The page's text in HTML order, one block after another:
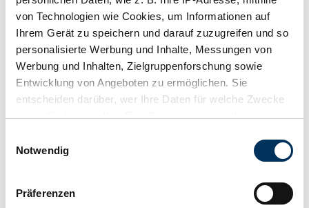
von Technologien wie Cookies, um Informationen auf
Ihrem Gerät zu speichern und darauf zuzugreifen und so
personalisierte Werbung und Inhalte, Messungen von
Werbung und Inhalten, Zielgruppenforschung sowie
Entwicklung von Angeboten zu ermöglichen. Sie
entscheiden darüber, wer Ihre Daten für welche Zwecke
nutzt. Sie können Ihre Einwilligung jederzeit über die
Trigger Symbol ändern oder widerrufen
Informationen über Ihre geografische Lage
Notwendig
Präferenzen
Retenir